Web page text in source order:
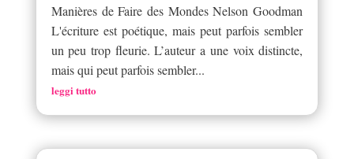
Manières de Faire des Mondes Nelson Goodman
L'écriture est poétique, mais peut parfois sembler
un peu trop fleurie. L’auteur a une voix distincte,
mais qui peut parfois sembler...
leggi tutto